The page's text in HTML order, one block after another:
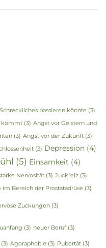
passieren könnte (3)
kommt (3) Angst vor Geistern und
(3) Angst vor der Zukunft (3)
(3) Depression (4)
(5) Einsamkeit (4)
Nervosität (3) Juckreiz (3)
im Bereich der Prostatadrüse (3)
Zuckungen (3)
(3) neuer Beruf (3)
(3) Agoraphobie (3) Pubertät (3)